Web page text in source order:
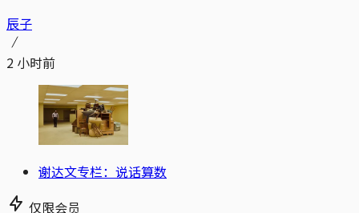
辰子
2 小时前
谢达文专栏：说话算数
仅限会员